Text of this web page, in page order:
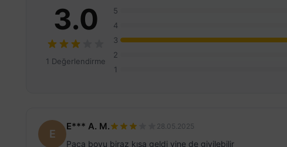
3.0
1 Değerlendirme
5
4
3
2
1
E
E*** A. M. 28.05.2025
Paça boyu biraz kısa geldi yine de giyilebilir